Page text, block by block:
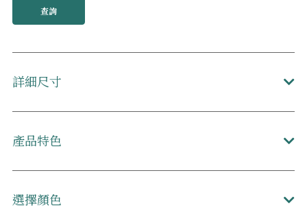
查詢
詳細尺寸
產品特色
選擇顏色